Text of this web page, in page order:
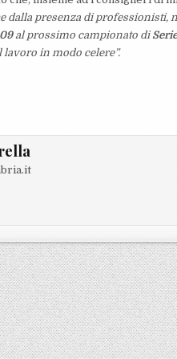
dalla presenza di professionisti,
al prossimo campionato di
lavoro in modo celere”.